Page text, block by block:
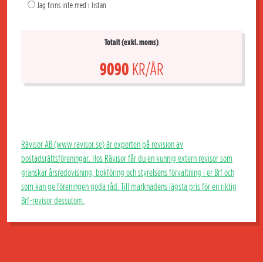
Jag finns inte med i listan
Totalt (exkl. moms)
9090 KR/ÅR
Rävisor AB (www.ravisor.se) är experten på revision av
bostadsrättsföreningar. Hos Rävisor får du en kunnig extern revisor som
granskar årsredovisning, bokföring och styrelsens förvaltning i er Brf och
som kan ge föreningen goda råd. Till marknadens lägsta pris för en riktig
Brf-revisor dessutom.